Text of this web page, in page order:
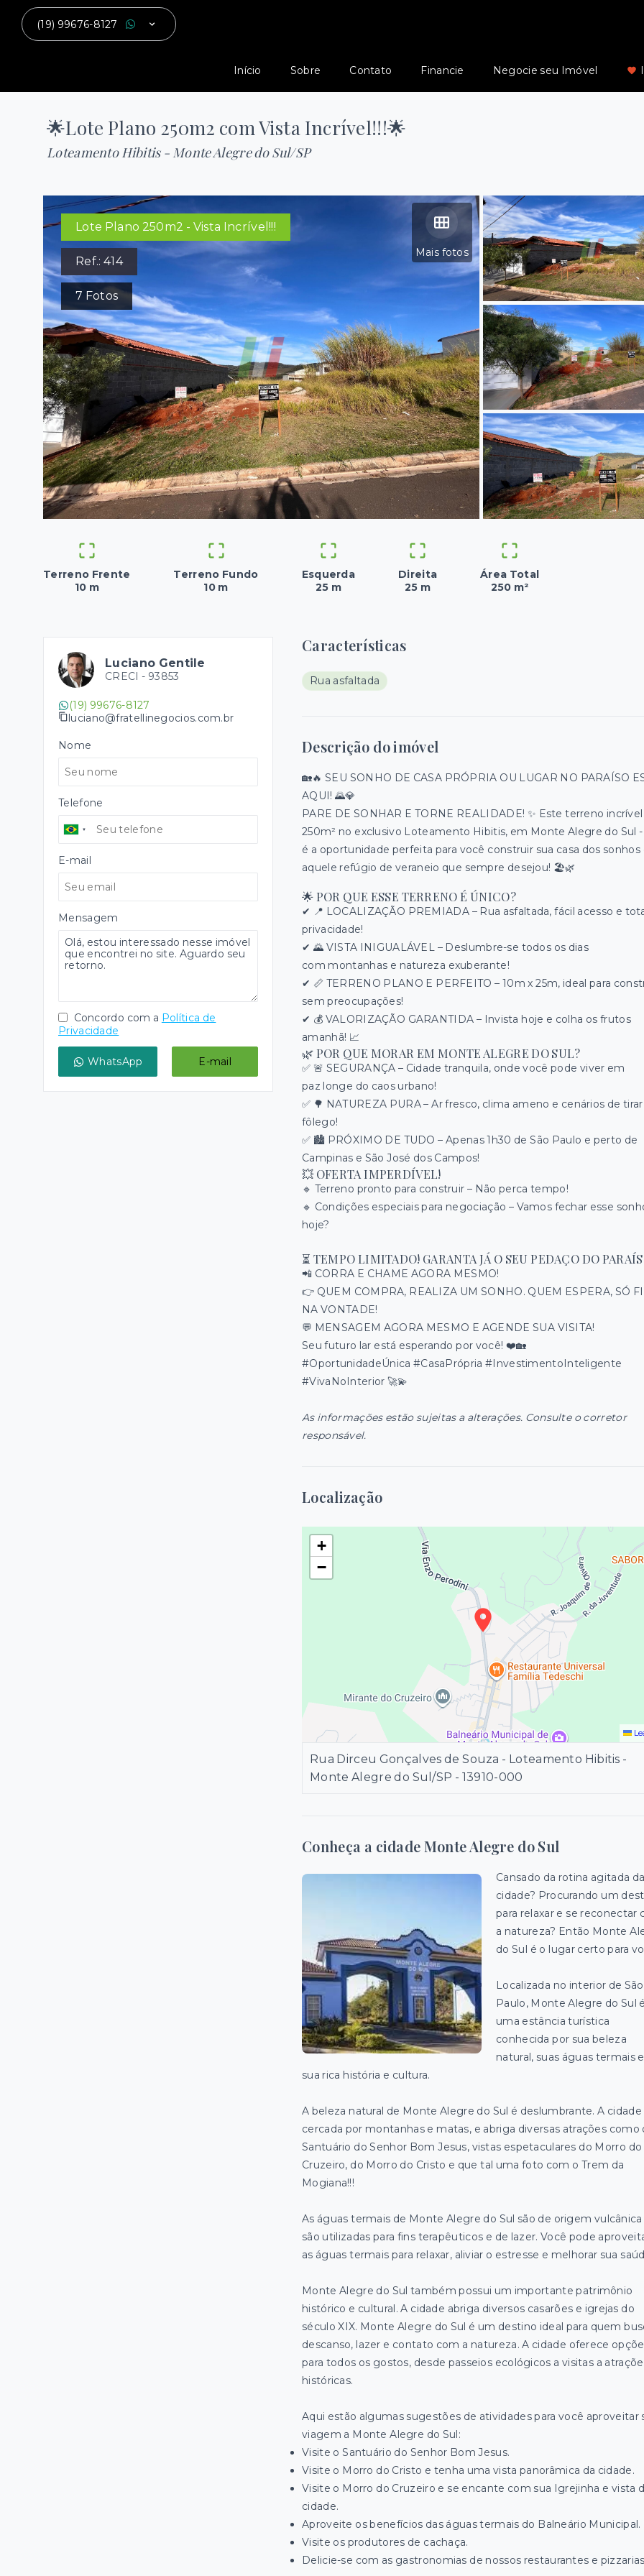
(19) 99676-8127
Início Sobre Contato Financie Negocie seu Imóvel
🌟Lote Plano 250m2 com Vista Incrível!!!🌟
Loteamento Hibitis - Monte Alegre do Sul/SP
Mais fotos
Lote Plano 250m2 - Vista Incrível!!!
Ref.:414
7 Fotos
Terreno Frente
10 m
Terreno Fundo
10 m
Esquerda
25 m
Direita
25 m
Área Total
250 m²
Luciano Gentile
CRECI - 93853
(19) 99676-8127
luciano@fratellinegocios.com.br
Nome
Telefone
E-mail
Mensagem
Concordo com a Política de
Privacidade
WhatsApp E-mail
Características
Rua asfaltada
Descrição do imóvel
🏡🔥 SEU SONHO DE CASA PRÓPRIA OU LUGAR NO PARAÍSO
AQUI! 🌄💎
PARE DE SONHAR E TORNE REALIDADE! ✨ Este terreno
250m² no exclusivo Loteamento Hibitis, em Monte Alegre do Sul -
é a oportunidade perfeita para você construir sua casa dos sonhos
aquele refúgio de veraneio que sempre desejou! 🏖️🌿
🌟 POR QUE ESSE TERRENO É ÚNICO?
✔ 📍 LOCALIZAÇÃO PREMIADA – Rua asfaltada, fácil acesso e
privacidade!
✔ 🌄 VISTA INIGUALÁVEL – Deslumbre-se todos os dias
com montanhas e natureza exuberante!
✔ 📏 TERRENO PLANO E PERFEITO – 10m x 25m, ideal para
sem preocupações!
✔ 💰 VALORIZAÇÃO GARANTIDA – Invista hoje e colha os frutos
amanhã! 📈
🌿 POR QUE MORAR EM MONTE ALEGRE DO SUL?
✅ 🚨 SEGURANÇA – Cidade tranquila, onde você pode viver em
paz longe do caos urbano!
✅ 🌳 NATUREZA PURA – Ar fresco, clima ameno e cenários de
fôlego!
✅ 🏙️ PRÓXIMO DE TUDO – Apenas 1h30 de São Paulo e perto de
Campinas e São José dos Campos!
💥 OFERTA IMPERDÍVEL!
🔹 Terreno pronto para construir – Não perca tempo!
🔹 Condições especiais para negociação – Vamos fechar esse
hoje?
⏳ TEMPO LIMITADO! GARANTA JÁ O SEU PEDAÇO DO
📲 CORRA E CHAME AGORA MESMO!
👉 QUEM COMPRA, REALIZA UM SONHO. QUEM ESPERA, SÓ
NA VONTADE!
💬 MENSAGEM AGORA MESMO E AGENDE SUA VISITA!
Seu futuro lar está esperando por você! ❤️🏡
#OportunidadeÚnica #CasaPrópria #InvestimentoInteligente
#VivaNoInterior 🚀💫
As informações estão sujeitas a alterações. Consulte o corretor
responsável.
Localização
+
−
Rua Dirceu Gonçalves de Souza - Loteamento Hibitis -
Monte Alegre do Sul/SP - 13910-000
Conheça a cidade Monte Alegre do Sul
Cansado da rotina agitada
cidade? Procurando um
para relaxar e se reconectar
a natureza? Então Monte
do Sul é o lugar certo para
Localizada no interior de São
Paulo, Monte Alegre do Sul
uma estância turística
conhecida por sua beleza
natural, suas águas termais e
sua rica história e cultura.
A beleza natural de Monte Alegre do Sul é deslumbrante. A cidade
cercada por montanhas e matas, e abriga diversas atrações como
Santuário do Senhor Bom Jesus, vistas espetaculares do Morro do
Cruzeiro, do Morro do Cristo e que tal uma foto com o Trem da
Mogiana!!!
As águas termais de Monte Alegre do Sul são de origem
são utilizadas para fins terapêuticos e de lazer. Você pode
as águas termais para relaxar, aliviar o estresse e melhorar sua
Monte Alegre do Sul também possui um importante patrimônio
histórico e cultural. A cidade abriga diversos casarões e igrejas do
século XIX. Monte Alegre do Sul é um destino ideal para quem
descanso, lazer e contato com a natureza. A cidade oferece
para todos os gostos, desde passeios ecológicos a visitas a
históricas.
Aqui estão algumas sugestões de atividades para você aproveitar
viagem a Monte Alegre do Sul:
Visite o Santuário do Senhor Bom Jesus.
Visite o Morro do Cristo e tenha uma vista panorâmica da cidade.
Visite o Morro do Cruzeiro e se encante com sua Igrejinha e vista
cidade.
Aproveite os benefícios das águas termais do Balneário Municipal.
Visite os produtores de cachaça.
Delicie-se com as gastronomias de nossos restaurantes e